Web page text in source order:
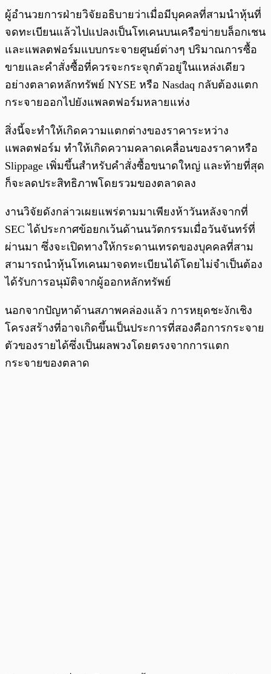
ผู้อำนวยการฝ่ายวิจัยอธิบายว่าเมื่อมีบุคคลที่สามนำหุ้นที่
จดทะเบียนแล้วไปแปลงเป็นโทเคนบนเครือข่ายบล็อกเชน
และแพลตฟอร์มแบบกระจายศูนย์ต่างๆ ปริมาณการซื้อ
ขายและคำสั่งซื้อที่ควรจะกระจุกตัวอยู่ในแหล่งเดียว
อย่างตลาดหลักทรัพย์ NYSE หรือ Nasdaq กลับต้องแตก
กระจายออกไปยังแพลตฟอร์มหลายแห่ง
สิ่งนี้จะทำให้เกิดความแตกต่างของราคาระหว่าง
แพลตฟอร์ม ทำให้เกิดความคลาดเคลื่อนของราคาหรือ
Slippage เพิ่มขึ้นสำหรับคำสั่งซื้อขนาดใหญ่ และท้ายที่สุด
ก็จะลดประสิทธิภาพโดยรวมของตลาดลง
งานวิจัยดังกล่าวเผยแพร่ตามมาเพียงห้าวันหลังจากที่
SEC ได้ประกาศข้อยกเว้นด้านนวัตกรรมเมื่อวันจันทร์ที่
ผ่านมา ซึ่งจะเปิดทางให้กระดานเทรดของบุคคลที่สาม
สามารถนำหุ้นโทเคนมาจดทะเบียนได้โดยไม่จำเป็นต้อง
ได้รับการอนุมัติจากผู้ออกหลักทรัพย์
นอกจากปัญหาด้านสภาพคล่องแล้ว การหยุดชะงักเชิง
โครงสร้างที่อาจเกิดขึ้นเป็นประการที่สองคือการกระจาย
ตัวของรายได้ซึ่งเป็นผลพวงโดยตรงจากการแตก
กระจายของตลาด